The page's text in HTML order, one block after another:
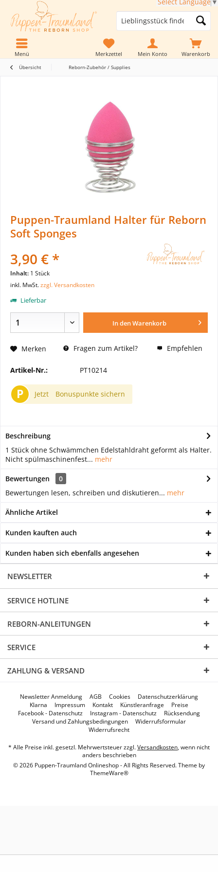
Warenkorb
Merkzettel Mein Konto
Menü
Übersicht Reborn-Zubehör / Supplies
Puppen-Traumland Halter für Reborn
Soft Sponges
3,90 € *
Inhalt: 1 Stück
inkl. MwSt.zzgl. Versandkosten
Lieferbar
In denWarenkorb
Merken Fragen zum Artikel? Empfehlen
Artikel-Nr.: PT10214
P Jetzt Bonuspunkte sichern
Beschreibung
1 Stück ohne Schwämmchen Edelstahldraht geformt als Halter.
Nicht spülmaschinenfest... mehr
Bewertungen
0
Bewertungen lesen, schreiben und diskutieren... mehr
Ähnliche Artikel
Kunden kauften auch
Kunden haben sich ebenfalls angesehen
NEWSLETTER
SERVICE HOTLINE
REBORN-ANLEITUNGEN
SERVICE
ZAHLUNG & VERSAND
Newsletter Anmeldung AGB Cookies
Datenschutzerklärung
Klarna
Impressum Kontakt Künstleranfrage
Preise
Facebook - Datenschutz
Instagram - Datenschutz
Rücksendung
Versand und Zahlungsbedingungen
Widerrufsformular
Widerrufsrecht
* Alle Preise inkl. gesetzl. Mehrwertsteuer zzgl.Versandkosten, wenn nicht
anders beschrieben
© 2026 Puppen-Traumland Onlineshop - All Rights Reserved. Theme by
ThemeWare®